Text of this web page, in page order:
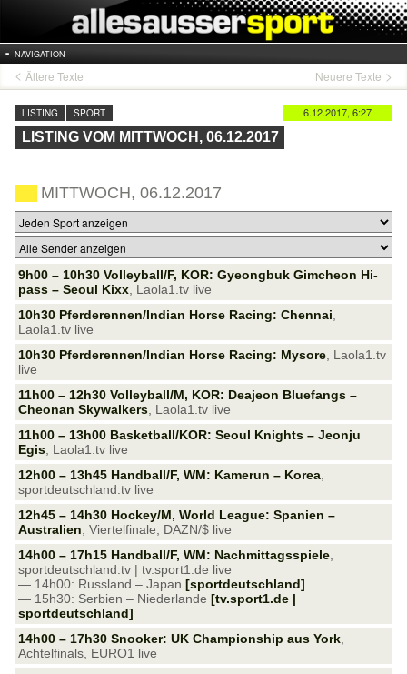
NAVIGATION
Ältere Texte Neuere Texte
6.12.2017, 6:27
LISTING SPORT
LISTING VOM MITTWOCH, 06.12.2017
MITTWOCH, 06.12.2017
9h00 – 10h30 Volleyball/F, KOR: Gyeongbuk Gimcheon Hi-
pass – Seoul Kixx , Laola1.tv live
10h30 Pferderennen/Indian Horse Racing: Chennai
Laola1.tv live
10h30 Pferderennen/Indian Horse Racing: Mysore , Laola1.tv
live
11h00 – 12h30 Volleyball/M, KOR: Deajeon Bluefangs –
Cheonan Skywalkers , Laola1.tv live
11h00 – 13h00 Basketball/KOR: Seoul Knights – Jeonju
Egis , Laola1.tv live
12h00 – 13h45 Handball/F, WM: Kamerun – Korea
sportdeutschland.tv live
12h45 – 14h30 Hockey/M, World League: Spanien –
Australien , Viertelfinale, DAZN/$ live
14h00 – 17h15 Handball/F, WM: Nachmittagsspiele
sportdeutschland.tv | tv.sport1.de live
— 14h00: Russland – Japan [sportdeutschland]
— 15h30: Serbien – Niederlande [tv.sport1.de |
sportdeutschland]
14h00 – 17h30 Snooker: UK Championship aus York
Achtelfinals, EURO1 live